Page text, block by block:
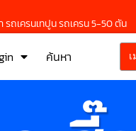
รถเครนเทปูน รถเครน 5-50 ตัน
ค้นหา